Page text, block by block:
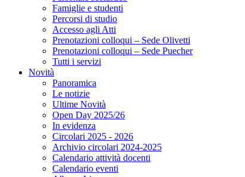
Famiglie e studenti
Percorsi di studio
Accesso agli Atti
Prenotazioni colloqui – Sede Olivetti
Prenotazioni colloqui – Sede Puecher
Tutti i servizi
Novità
Panoramica
Le notizie
Ultime Novità
Open Day 2025/26
In evidenza
Circolari 2025 - 2026
Archivio circolari 2024-2025
Calendario attività docenti
Calendario eventi